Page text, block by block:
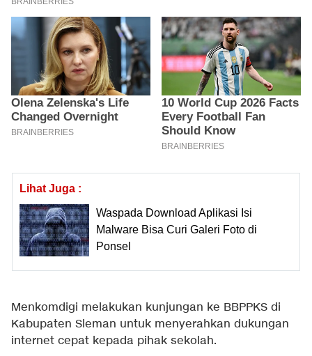
Lihat Juga :
Waspada Download Aplikasi Isi
Malware Bisa Curi Galeri Foto di
Ponsel
Menkomdigi melakukan kunjungan ke BBPPKS di
Kabupaten Sleman untuk menyerahkan dukungan
internet cepat kepada pihak sekolah.